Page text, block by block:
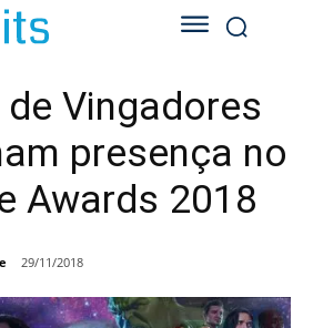
Vingadores
presença no
Awards 2018
29/11/2018